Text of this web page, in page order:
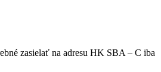
zasielať na adresu HK SBA – C iba